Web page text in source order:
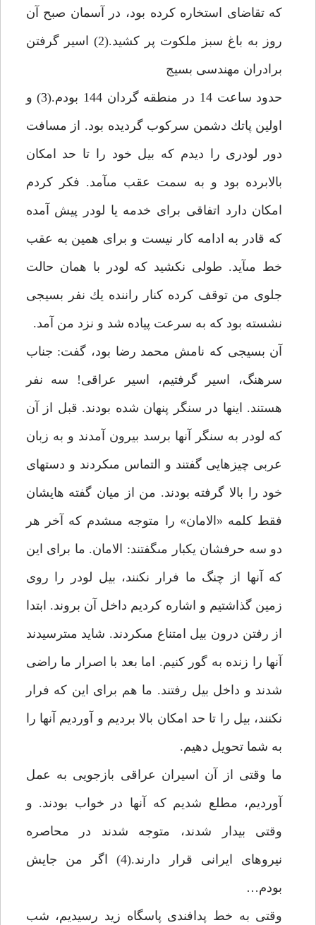
كه تقاضاى استخاره كرده بود، در آسمان صبح آن
روز به باغ سبز ملكوت پر كشيد.(2) اسير گرفتن
برادران مهندسى بسيج‏
حدود ساعت 14 در منطقه گردان 144 بودم.(3) و
اولين پاتك دشمن سركوب گرديده بود. از مسافت
دور لودرى را ديدم كه بيل خود را تا حد امكان
بالابرده بود و به سمت عقب مى‏آمد. فكر كردم
امكان دارد اتفاقى براى خدمه يا لودر پيش آمده
كه قادر به ادامه كار نيست و براى همين به عقب
خط مى‏آيد. طولى نكشيد كه لودر با همان حالت
جلوى من توقف كرده كنار راننده يك نفر بسيجى
نشسته بود كه به سرعت پياده شد و نزد من آمد.
آن بسيجى كه نامش محمد رضا بود، گفت: جناب
سرهنگ، اسير گرفتيم، اسير عراقى! سه نفر
هستند. اينها در سنگر پنهان شده بودند. قبل از آن
كه لودر به سنگر آنها برسد بيرون آمدند و به زبان
عربى چيزهايى گفتند و التماس مى‏كردند و دستهاى
خود را بالا گرفته بودند. من از ميان گفته هايشان
فقط كلمه «الامان» را متوجه مى‏شدم كه آخر هر
دو سه حرفشان يكبار مى‏گفتند: الامان. ما براى اين
كه آنها از چنگ ما فرار نكنند، بيل لودر را روى
زمين گذاشتيم و اشاره كرديم داخل آن بروند. ابتدا
از رفتن درون بيل امتناع مى‏كردند. شايد مى‏ترسيدند
آنها را زنده به گور كنيم. اما بعد با اصرار ما راضى
شدند و داخل بيل رفتند. ما هم براى اين كه فرار
نكنند، بيل را تا حد امكان بالا برديم و آورديم آنها را
به شما تحويل دهيم.
ما وقتى از آن اسيران عراقى بازجويى به عمل
آورديم، مطلع شديم كه آنها در خواب بودند. و
وقتى بيدار شدند، متوجه شدند در محاصره
نيروهاى ايرانى قرار دارند.(4) اگر من جايش
بودم…
وقتى به خط پدافندى پاسگاه زيد رسيديم، شب